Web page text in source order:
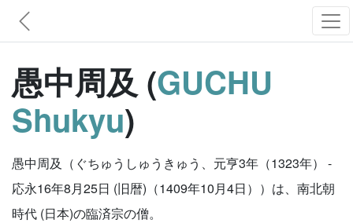
愚中周及 (GUCHU
Shukyu)
愚中周及（ぐちゅうしゅうきゅう、元亨3年（1323年） -
応永16年8月25日 (旧暦)（1409年10月4日））は、南北朝
時代 (日本)の臨済宗の僧。